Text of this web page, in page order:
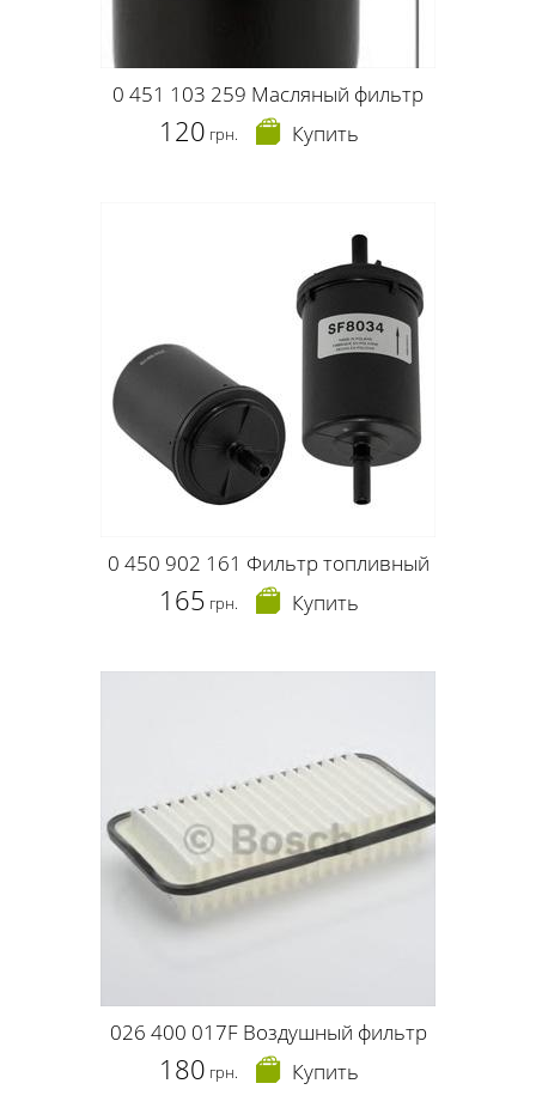
0 451 103 259 Масляный фильтр
120 грн. Купить
0 450 902 161 Фильтр топливный
165 грн. Купить
026 400 017F Воздушный фильтр
180 грн. Купить